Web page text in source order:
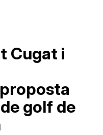
Cugat i
golf de